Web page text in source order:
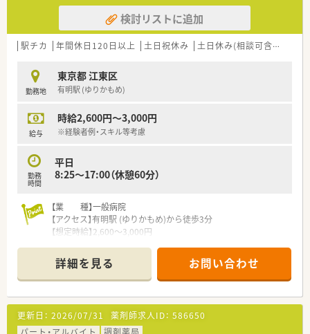
【求人について】
■パートタイムでの募集となっており、ご経験や勤務条件を考慮
して時給2100円～2300円の支給です。
■日曜日に勤務していただける場合は時給2400円となるため、
【勤務について】
■平日は14時～18時30分までの勤務が基本ですが、15時開始な
■土日勤務ができる方であれば、平日フルタイム勤務についても
検討することが可能です。
検討リストに追加
駅チカ 年間休日120日以上 土日祝休み 土日休み(相談可含む)
勤務地
東京都 江東区
有明駅 (ゆりかもめ)
給与
時給2,600円～3,000円
※経験者例・スキル等考慮
勤務
時間
平日
8:25～17:00（休憩60分）
【業 種】一般病院
【アクセス】有明駅 (ゆりかもめ)から徒歩3分
【想定時給】2,600～3,000円
平日
8:25～17:00（休憩60分）
【応需科目】内科,呼吸器科,循環器科,消化器科,外科,産科,整形外
科,泌尿器科,眼科,歯科,形成外科,皮膚科食道外科,胃外科,大腸外
科,肝・胆・膵外科,化学療法科,直腸がん集学的治療センター,頭頸
部がん低侵襲治療センター,乳腺センター,脳腫瘍外科,血液腫瘍
詳細を見る お問い合わせ
更新日： 2026/07/31 薬剤師求人ID： 586650